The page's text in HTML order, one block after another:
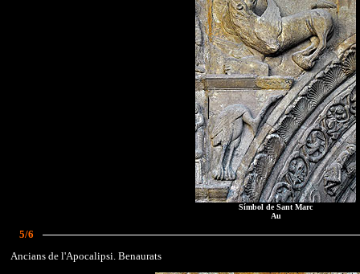
Símbol de Sant Marc
Au
5/6
Ancians de l'Apocalipsi. Benaurats